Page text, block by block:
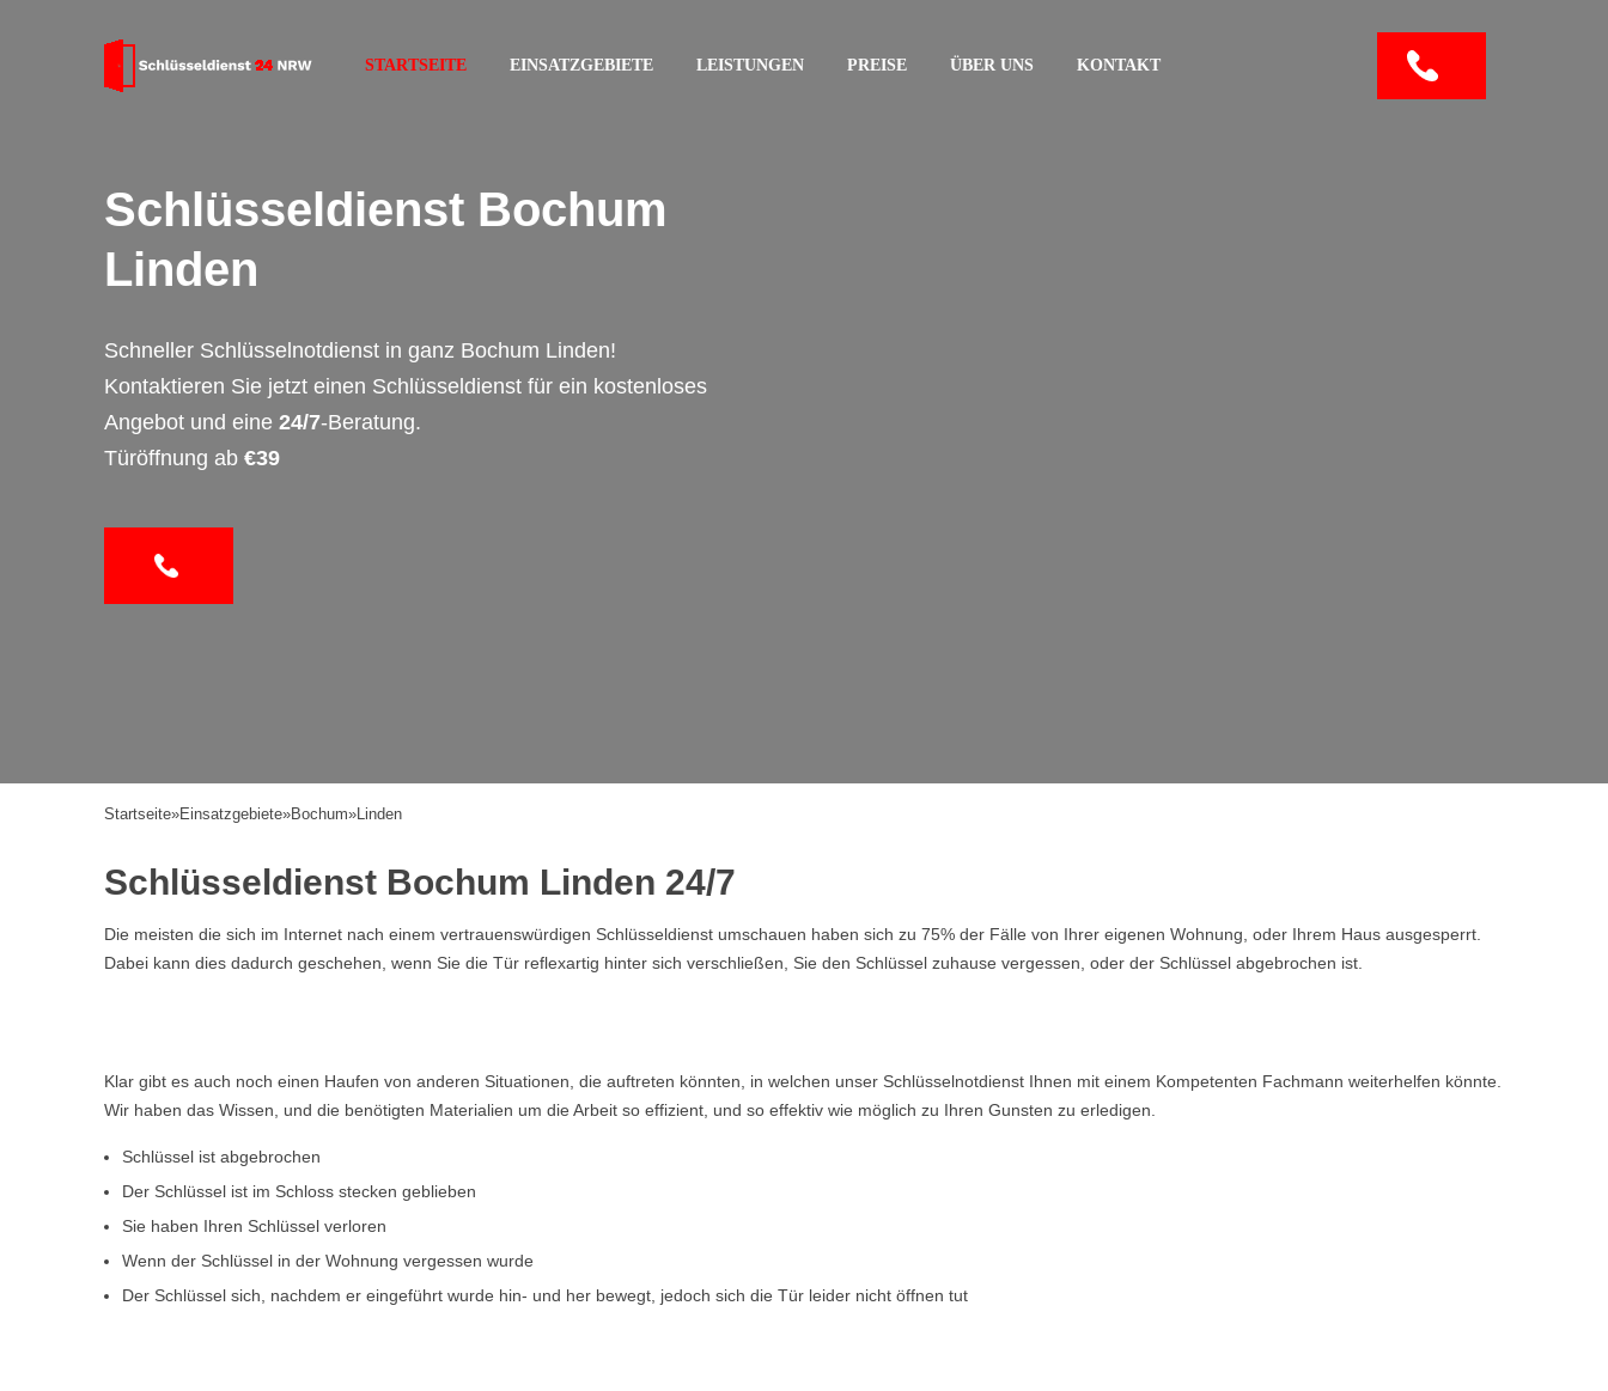
STARTSEITE EINSATZGEBIETE LEISTUNGEN PREISE ÜBER UNS KONTAKT
Schlüsseldienst Bochum
Linden
Schneller Schlüsselnotdienst in ganz Bochum Linden!
Kontaktieren Sie jetzt einen Schlüsseldienst für ein kostenloses
Angebot und eine 24/7-Beratung.
Türöffnung ab €39
Startseite»Einsatzgebiete»Bochum»Linden
Schlüsseldienst Bochum Linden 24/7
Die meisten die sich im Internet nach einem vertrauenswürdigen Schlüsseldienst umschauen haben sich zu 75% der Fälle von Ihrer eigenen Wohnung, oder Ihrem Haus ausgesperrt.
Dabei kann dies dadurch geschehen, wenn Sie die Tür reflexartig hinter sich verschließen, Sie den Schlüssel zuhause vergessen, oder der Schlüssel abgebrochen ist.
Klar gibt es auch noch einen Haufen von anderen Situationen, die auftreten könnten, in welchen unser Schlüsselnotdienst Ihnen mit einem Kompetenten Fachmann weiterhelfen könnte.
Wir haben das Wissen, und die benötigten Materialien um die Arbeit so effizient, und so effektiv wie möglich zu Ihren Gunsten zu erledigen.
Schlüssel ist abgebrochen
Der Schlüssel ist im Schloss stecken geblieben
Sie haben Ihren Schlüssel verloren
Wenn der Schlüssel in der Wohnung vergessen wurde
Der Schlüssel sich, nachdem er eingeführt wurde hin- und her bewegt, jedoch sich die Tür leider nicht öffnen tut